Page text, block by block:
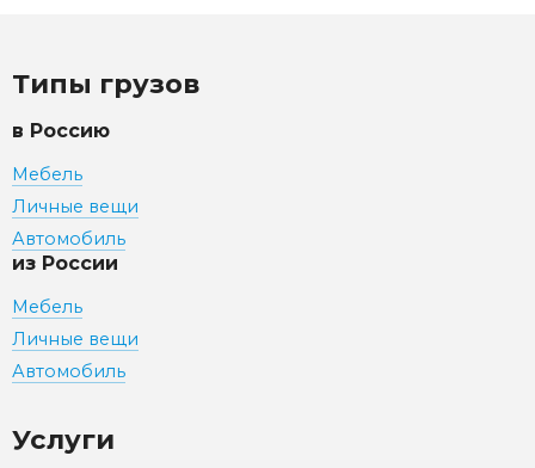
Типы грузов
в Россию
Мебель
Личные вещи
Автомобиль
из России
Мебель
Личные вещи
Автомобиль
Услуги